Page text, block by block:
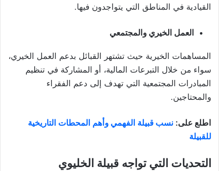
القيادية في المناطق التي يتواجدون فيها.
العمل الخيري والمجتمعي
المساهمات الخيرية حيث تشتهر القبائل بدعم العمل الخيري،
سواء من خلال التبرعات المالية، أو المشاركة في تنظيم
المبادرات المجتمعية التي تهدف إلى دعم الفقراء
والمحتاجين.
اطلع على: نسب قبيلة الفهمي وأهم المحطات التاريخية
للقبيلة
التحديات التي تواجه قبيلة الخليوي